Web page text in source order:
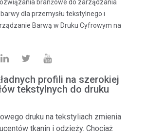
branżowe do zarządzania
dla przemysłu tekstylnego i
Barwą w Druku Cyfrowym na
profili na szerokiej
tekstylnych do druku
druku na tekstyliach zmienia
tkanin i odzieży. Chociaż